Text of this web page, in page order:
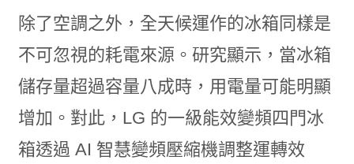
除了空調之外，全天候運作的冰箱同樣是
不可忽視的耗電來源。研究顯示，當冰箱
儲存量超過容量八成時，用電量可能明顯
增加。對此，LG 的一級能效變頻四門冰
箱透過 AI 智慧變頻壓縮機調整運轉效